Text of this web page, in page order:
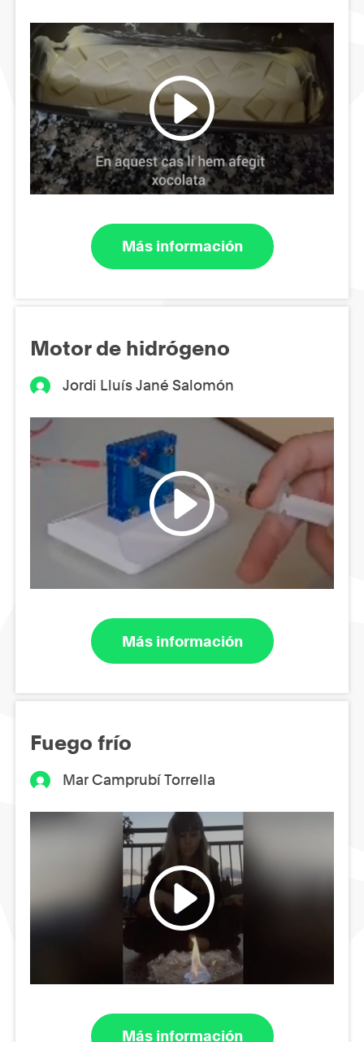
Más información
Motor de hidrógeno
Jordi Lluís Jané Salomón
Más información
Fuego frío
Mar Camprubí Torrella
Más información